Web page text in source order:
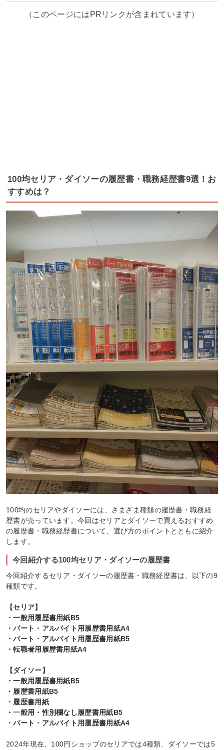
（このページにはPRリンクが含まれています）
100均セリア・ダイソーの履歴書・職務経歴書9選！お
すすめは？
100均のセリアやダイソーには、さまざま種類の履歴書・職務経
歴書が売っています。今回はセリアとダイソーで買えるおすすめ
の履歴書・職務経歴書について、選び方のポイントとともに紹介
します。
今回紹介する100均セリア・ダイソーの履歴書
今回紹介するセリア・ダイソーの履歴書・職務経歴書は、以下の9
種類です。
【セリア】
・一般用履歴書用紙B5
・パート・アルバイト用履歴書用紙A4
・パート・アルバイト用履歴書用紙B5
・転職者用履歴書用紙A4
【ダイソー】
・一般用履歴書用紙B5
・履歴書用紙B5
・履歴書用紙
・一般用・性別欄なし履歴書用紙B5
・パート・アルバイト用履歴書用紙A4
2024年現在、100円ショップのセリアでは4種類、ダイソーでは5